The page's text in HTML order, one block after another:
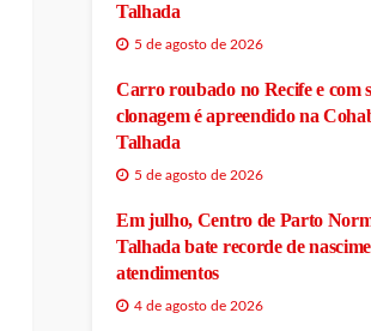
Talhada
5 de agosto de 2026
Carro roubado no Recife e com
clonagem é apreendido na
Talhada
5 de agosto de 2026
Em julho, Centro de Parto
Talhada bate recorde de
atendimentos
4 de agosto de 2026